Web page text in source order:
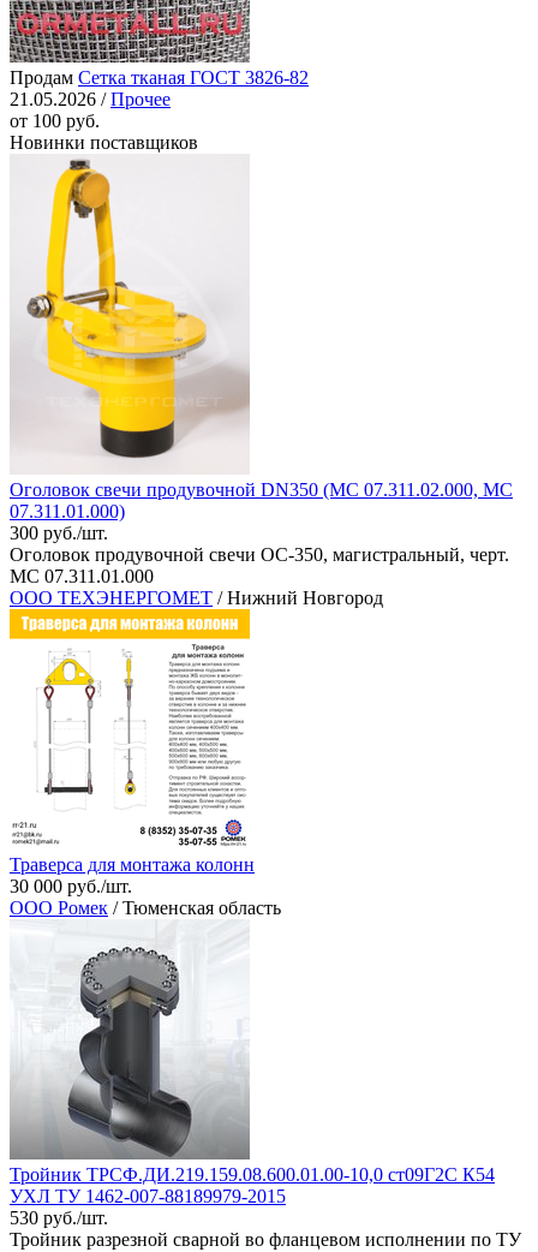
Продам Сетка тканая ГОСТ 3826-82
21.05.2026 /Прочее
от 100 руб.
Новинки поставщиков
Оголовок свечи продувочной DN350 (МС 07.311.02.000, МС
07.311.01.000)
300 руб./шт.
Оголовок продувочной свечи ОС-350, магистральный, черт.
МС 07.311.01.000
ООО ТЕХЭНЕРГОМЕТ / Нижний Новгород
Траверса для монтажа колонн
30 000 руб./шт.
ООО Ромек / Тюменская область
Тройник ТРСФ.ДИ.219.159.08.600.01.00-10,0 ст09Г2С К54
УХЛ ТУ 1462-007-88189979-2015
530 руб./шт.
Тройник разрезной сварной во фланцевом исполнении по ТУ